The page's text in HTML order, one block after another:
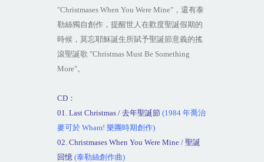
"Christmases When You Were Mine"，還有泰
勒絲獨自創作，提醒世人在歡度聖誕假期的
時候，莫忘耶穌誕生所賦予聖誕節意義的搖
滾聖誕歌 "Christmas Must Be Something
More"。
CD：
01. Last Christmas / 去年聖誕節 (1984 年喬治
麥可於 Wham! 樂團時期創作)
02. Christmases When You Were Mine / 聖誕
回憶 (泰勒絲創作曲)